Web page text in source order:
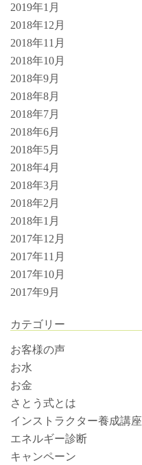
2019年1月
2018年12月
2018年11月
2018年10月
2018年9月
2018年8月
2018年7月
2018年6月
2018年5月
2018年4月
2018年3月
2018年2月
2018年1月
2017年12月
2017年11月
2017年10月
2017年9月
カテゴリー
お客様の声
お水
お金
さとう式とは
インストラクター養成講座
エネルギー診断
キャンペーン